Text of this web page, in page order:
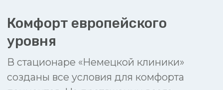
В 2018 и 2019 годах я повышал свою